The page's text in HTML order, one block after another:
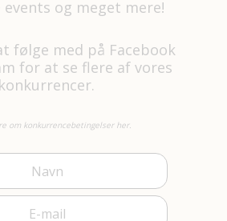
og meget mere!
følge med på Facebook
for at se flere af vores
konkurrencer.
om konkurrencebetingelser her.